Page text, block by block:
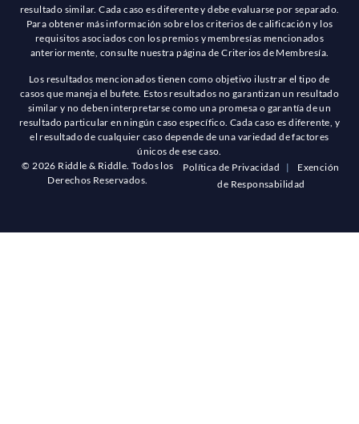
resultado similar. Cada caso es diferente y debe evaluarse por separado.
Para obtener más información sobre los criterios de calificación y los
requisitos asociados con los premios y membresías mencionados
anteriormente, consulte nuestra página de Criterios de Membresía.
Los resultados mencionados tienen como objetivo ilustrar el tipo de
casos que maneja el bufete. Estos resultados no garantizan un resultado
similar y no deben interpretarse como una promesa o garantía de un
resultado particular en ningún caso específico. Cada caso es diferente, y
el resultado de cualquier caso depende de una variedad de factores
únicos de ese caso.
© 2026 Riddle & Riddle. Todos los
Derechos Reservados.
Política de Privacidad |
Exención
de Responsabilidad